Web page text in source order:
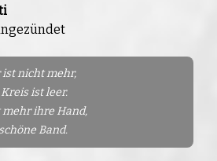
nicht mehr,
ist leer.
ihre Hand,
Band.